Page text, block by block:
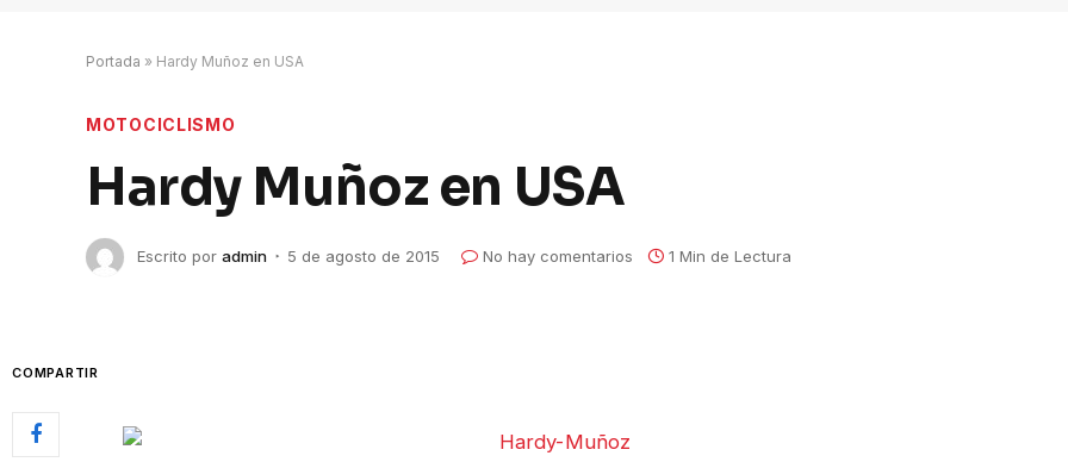
Portada » Hardy Muñoz en USA
MOTOCICLISMO
Hardy Muñoz en USA
Escrito por admin 5 de agosto de 2015 No hay comentarios 1 Min de Lectura
COMPARTIR